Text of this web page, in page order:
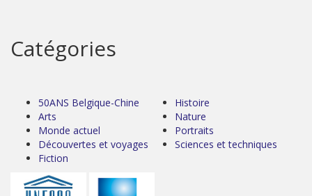
Catégories
50ANS Belgique-Chine
Arts
Monde actuel
Découvertes et voyages
Fiction
Histoire
Nature
Portraits
Sciences et techniques